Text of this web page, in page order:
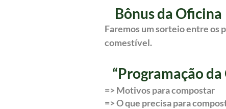
Bônusda Oficina
Faremos um sorteio entre os
comestível.
“Programação da
=> Motivos para compostar
=> O que precisa para